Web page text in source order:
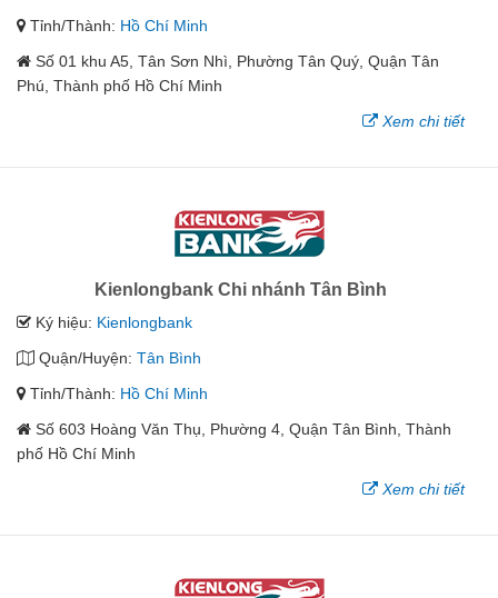
Tỉnh/Thành: Hồ Chí Minh
Số 01 khu A5, Tân Sơn Nhì, Phường Tân Quý, Quận Tân
Phú, Thành phố Hồ Chí Minh
Xem chi tiết
Kienlongbank Chi nhánh Tân Bình
Ký hiệu: Kienlongbank
Quận/Huyện: Tân Bình
Tỉnh/Thành: Hồ Chí Minh
Số 603 Hoàng Văn Thụ, Phường 4, Quận Tân Bình, Thành
phố Hồ Chí Minh
Xem chi tiết